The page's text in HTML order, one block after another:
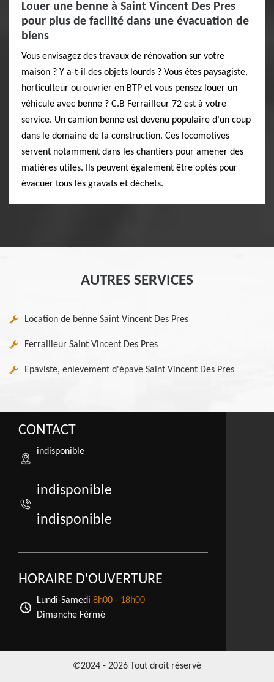
Louer une benne à Saint Vincent Des Pres
pour plus de facilité dans une évacuation de
biens
Vous envisagez des travaux de rénovation sur votre
maison ? Y a-t-il des objets lourds ? Vous êtes paysagiste,
horticulteur ou ouvrier en BTP et vous pensez louer un
véhicule avec benne ? C.B Ferrailleur 72 est à votre
service. Un camion benne est devenu populaire d’un coup
dans le domaine de la construction. Ces locomotives
servent notamment dans les chantiers pour amener des
matières utiles. Ils peuvent également être optés pour
évacuer tous les gravats et déchets.
AUTRES SERVICES
Location de benne Saint Vincent Des Pres
Ferrailleur Saint Vincent Des Pres
Epaviste, enlevement d'épave Saint Vincent Des Pres
CONTACT
indisponible
indisponible
indisponible
HORAIRE D'OUVERTURE
Lundi-Samedi 8h00 - 18h00
Dimanche Férmé
©2024 - 2026 Tout droit réservé